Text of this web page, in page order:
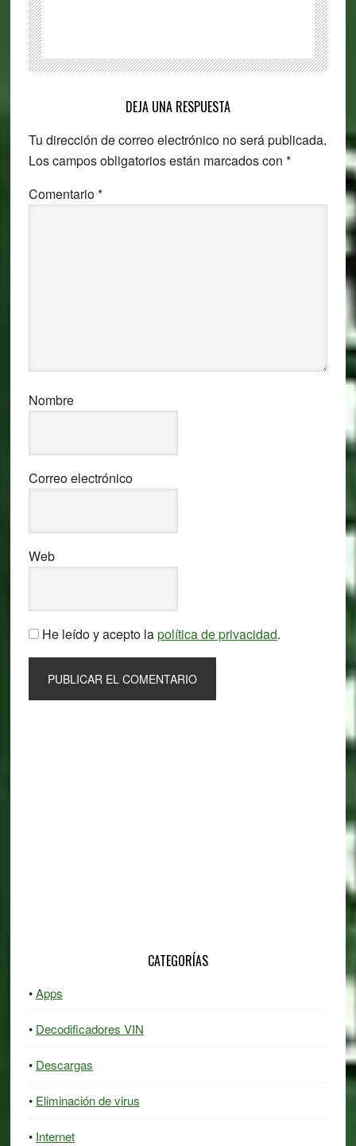
InteractionsDEJA UNA RESPUESTA
Tu dirección de correo electrónico no será publicada.
Los campos obligatorios están marcados con *
Comentario*
Nombre
Correo electrónico
Web
He leído y acepto lapolítica de privacidad.
CATEGORÍAS
Apps
Decodificadores VIN
Descargas
Eliminación de virus
Internet